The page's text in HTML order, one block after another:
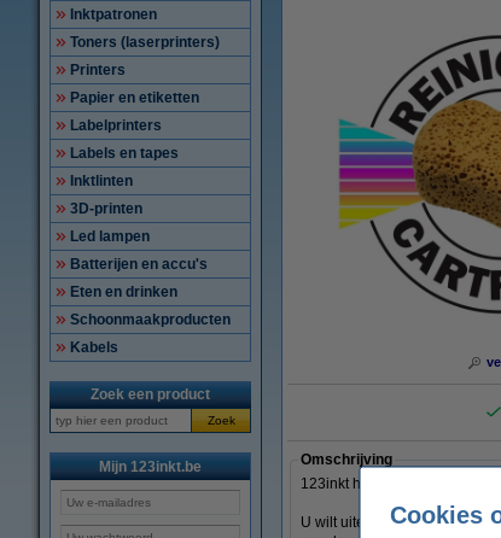
Inktpatronen
Toners (laserprinters)
Printers
Papier en etiketten
Labelprinters
Labels en tapes
Inktlinten
3D-printen
Led lampen
Batterijen en accu's
Eten en drinken
Schoonmaakproducten
Kabels
Zoek een product
Zoek
Mijn 123inkt.be
Omschrijving
123inkt huismerk
U wilt uiteraard zo lang
Cookies